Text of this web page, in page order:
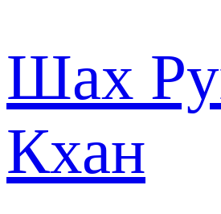
Шах
Кхан